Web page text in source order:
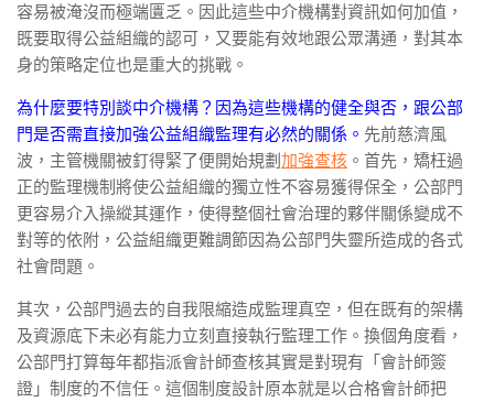
容易被淹沒而極端匱乏。因此這些中介機構對資訊如何加值，
既要取得公益組織的認可，又要能有效地跟公眾溝通，對其本
身的策略定位也是重大的挑戰。
為什麼要特別談中介機構？因為這些機構的健全與否，跟公部
門是否需直接加強公益組織監理有必然的關係。 先前慈濟風
波，主管機關被釘得緊了便開始規劃 加強查核 。首先，矯枉過
正的監理機制將使公益組織的獨立性不容易獲得保全，公部門
更容易介入操縱其運作，使得整個社會治理的夥伴關係變成不
對等的依附，公益組織更難調節因為公部門失靈所造成的各式
社會問題。
其次，公部門過去的自我限縮造成監理真空，但在既有的架構
及資源底下未必有能力立刻直接執行監理工作。換個角度看，
公部門打算每年都指派會計師查核其實是對現有「會計師簽
證」制度的不信任。這個制度設計原本就是以合格會計師把